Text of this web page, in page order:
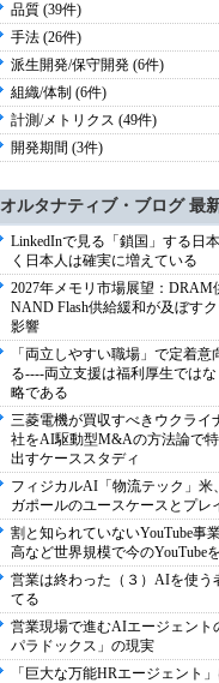
品質 (39件)
手法 (26件)
派生開発/保守開発 (6件)
組織/体制 (6件)
計測/メトリクス (49件)
開発期間 (3件)
オルタナティブ・ブログ 最
LinkedInで見る「鎖国」する日
く日本人は確実に増えている
2027年メモリ市場展望：DRAM
NAND Flash供給緩和が及ぼす
影響
「両立しやすい職場」で定着
る----両立支援は福利厚生では
略である
三菱電機が買収すべきウクライ
社をAI駆動型M&Aの方法論で
出すケーススタディ
フィジカルAI「物流テック」米
ガポールのユースケースとプレ
割と知られていないYouTube事
高など世界規模で今のYouTube
営業は終わった（３）AIを使う
てる
営業現場で進むAIエージェント
パラドックス」の現実
「巨大な万能HRエージェント